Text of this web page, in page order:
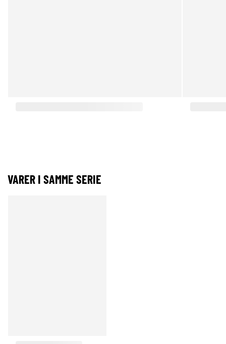
VARER I SAMME SERIE